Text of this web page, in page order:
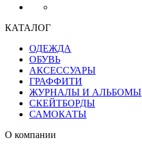
КАТАЛОГ
ОДЕЖДА
ОБУВЬ
АКСЕССУАРЫ
ГРАФФИТИ
ЖУРНАЛЫ И АЛЬБОМЫ
СКЕЙТБОРДЫ
САМОКАТЫ
О компании